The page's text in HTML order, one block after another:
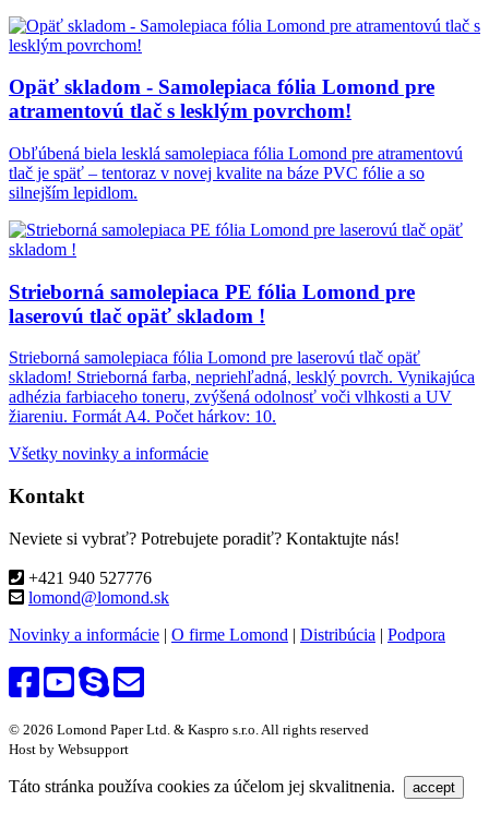
Opäť skladom - Samolepiaca fólia Lomond pre
atramentovú tlač s lesklým povrchom!
Obľúbená biela lesklá samolepiaca fólia Lomond pre atramentovú
tlač je späť – tentoraz v novej kvalite na báze PVC fólie a so
silnejším lepidlom.
Strieborná samolepiaca PE fólia Lomond pre
laserovú tlač opäť skladom !
Strieborná samolepiaca fólia Lomond pre laserovú tlač opäť
skladom! Strieborná farba, nepriehľadná, lesklý povrch. Vynikajúca
adhézia farbiaceho toneru, zvýšená odolnosť voči vlhkosti a UV
žiareniu. Formát A4. Počet hárkov: 10.
Všetky novinky a informácie
Kontakt
Neviete si vybrať? Potrebujete poradiť? Kontaktujte nás!
+421 940 527776
lomond@lomond.sk
Novinky a informácie | O firme Lomond | Distribúcia | Podpora
© 2026 Lomond Paper Ltd. & Kaspro s.r.o. All rights reserved
Host by Websupport
Táto stránka používa cookies za účelom jej skvalitnenia. accept